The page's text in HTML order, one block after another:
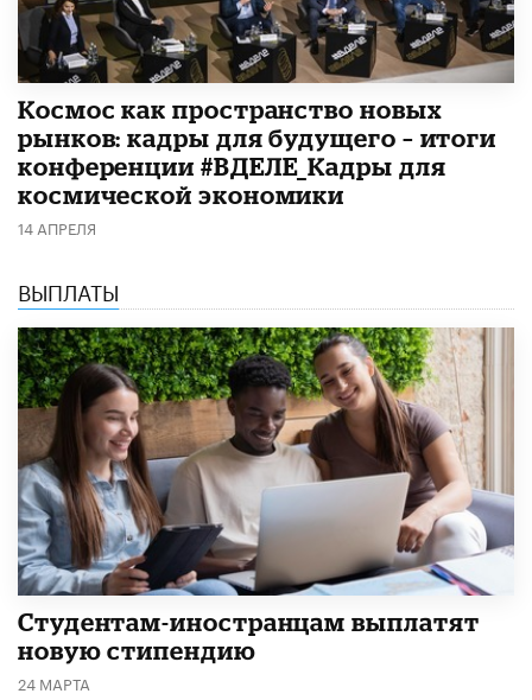
Космос как пространство новых
рынков: кадры для будущего – итоги
конференции #ВДЕЛЕ_Кадры для
космической экономики
14 АПРЕЛЯ
ВЫПЛАТЫ
Студентам-иностранцам выплатят
новую стипендию
24 МАРТА